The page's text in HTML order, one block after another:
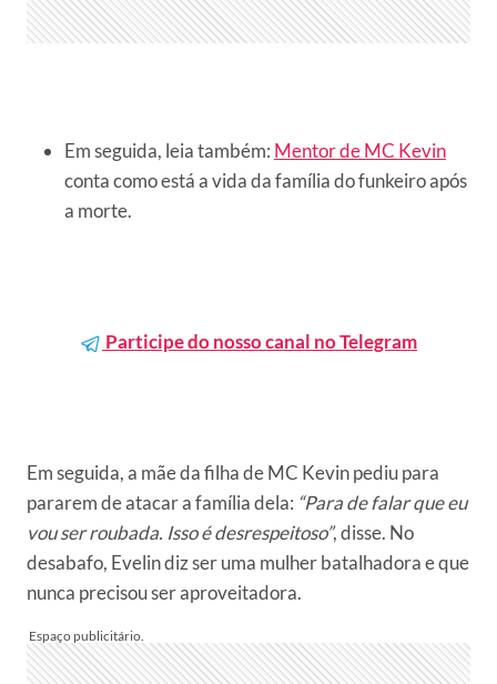
Em seguida, leia também: Mentor de MC Kevin
conta como está a vida da família do funkeiro após
a morte.
Participe do nosso canal no Telegram
Em seguida, a mãe da filha de MC Kevin pediu para
pararem de atacar a família dela: “Para de falar que eu
vou ser roubada. Isso é desrespeitoso”, disse. No
desabafo, Evelin diz ser uma mulher batalhadora e que
nunca precisou ser aproveitadora.